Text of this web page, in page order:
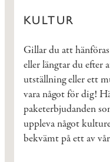
KULTUR
Gillar du att hänföras
eller längtar du efter
utställning eller ett
vara något för dig!
paketerbjudanden
uppleva något
bekvämt på ett av